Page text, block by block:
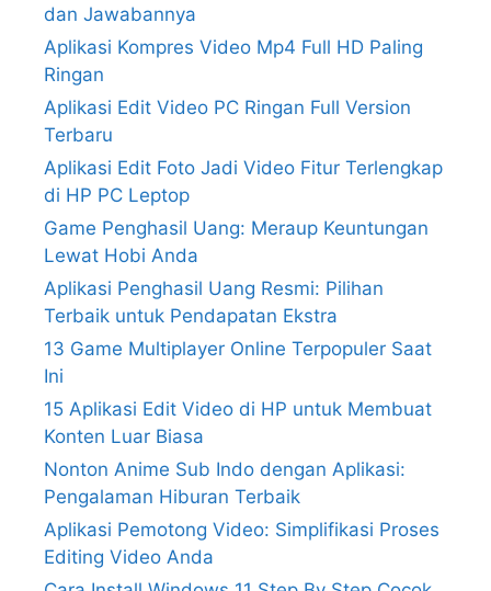
dan Jawabannya
Aplikasi Kompres Video Mp4 Full HD Paling
Ringan
Aplikasi Edit Video PC Ringan Full Version
Terbaru
Aplikasi Edit Foto Jadi Video Fitur Terlengkap
di HP PC Leptop
Game Penghasil Uang: Meraup Keuntungan
Lewat Hobi Anda
Aplikasi Penghasil Uang Resmi: Pilihan
Terbaik untuk Pendapatan Ekstra
13 Game Multiplayer Online Terpopuler Saat
Ini
15 Aplikasi Edit Video di HP untuk Membuat
Konten Luar Biasa
Nonton Anime Sub Indo dengan Aplikasi:
Pengalaman Hiburan Terbaik
Aplikasi Pemotong Video: Simplifikasi Proses
Editing Video Anda